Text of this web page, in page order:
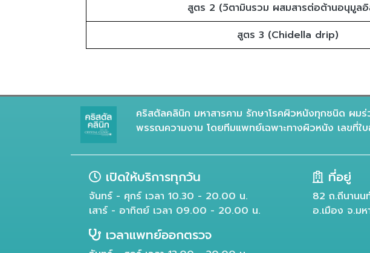
สูตร 2 (วิตามินรวม ผสมสารต่อต้านอนุมูลอิ
สูตร 3 (Chidella drip)
คริสตัลคลินิก มหาสารคาม รักษาโรคผิวหนังทุกชนิด ผมร่
พรรณความงาม โดยทีมแพทย์เฉพาะทางผิวหนัง เลขที่
เปิดให้บริการทุกวัน
จันทร์ - ศุกร์ เวลา 10.30 - 20.00 น.
เสาร์ - อาทิตย์ เวลา 09.00 - 20.00 น.
เวลาแพทย์ออกตรวจ
ที่อยู่
82 ถ.ถีนานน
อ.เมือง จ.ม